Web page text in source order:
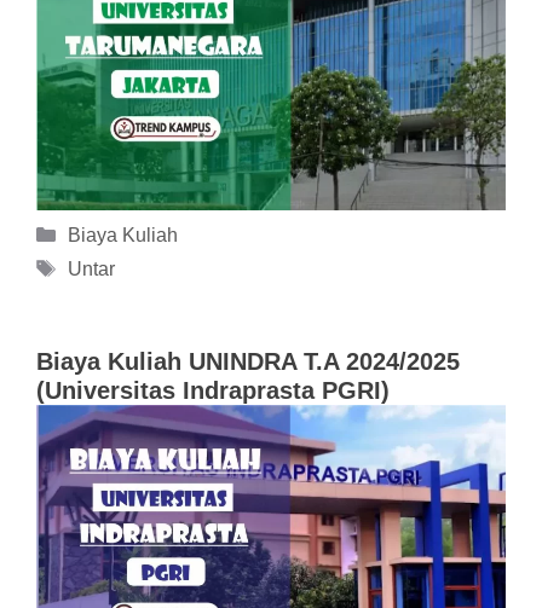
Kategori
Biaya Kuliah
Tag
Untar
Biaya Kuliah UNINDRA T.A 2024/2025
(Universitas Indraprasta PGRI)